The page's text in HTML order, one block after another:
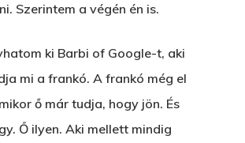
Szerintem a végén én is.
ki Barbi of Google-t, aki
mi a frankó. A frankó még el
ő már tudja, hogy jön. És
Ő ilyen. Aki mellett mindig